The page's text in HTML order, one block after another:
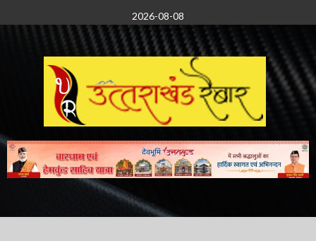
to
2026-08-08